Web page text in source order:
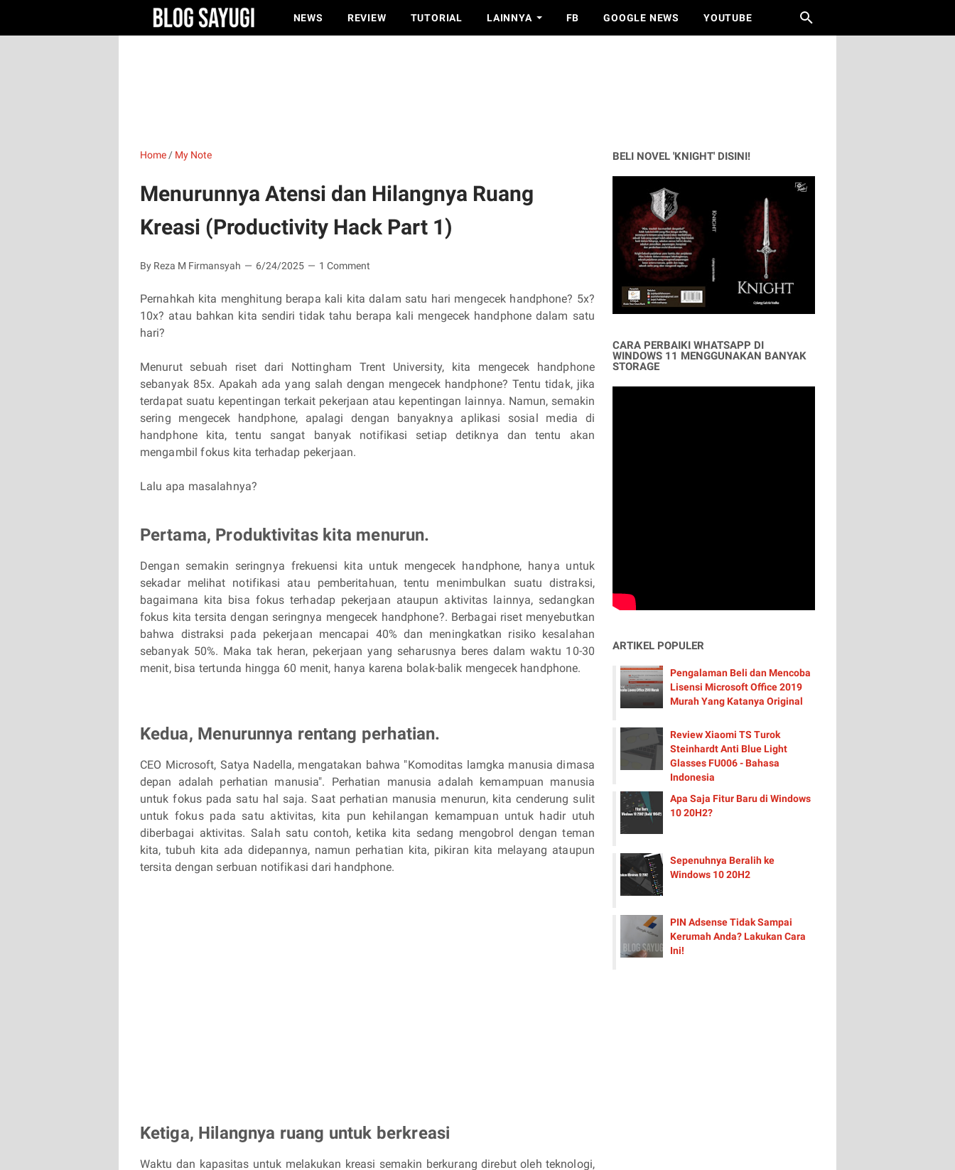
NEWS REVIEW TUTORIAL LAINNYA FB GOOGLE NEWS YOUTUBE
Home / My Note
Menurunnya Atensi dan Hilangnya Ruang
Kreasi (Productivity Hack Part 1)
By Reza M Firmansyah 6/24/2025 1 Comment
Pernahkah kita menghitung berapa kali kita dalam satu hari mengecek handphone? 5x?
10x? atau bahkan kita sendiri tidak tahu berapa kali mengecek handphone dalam satu
hari?
Menurut sebuah riset dari Nottingham Trent University, kita mengecek handphone
sebanyak 85x. Apakah ada yang salah dengan mengecek handphone? Tentu tidak, jika
terdapat suatu kepentingan terkait pekerjaan atau kepentingan lainnya. Namun, semakin
sering mengecek handphone, apalagi dengan banyaknya aplikasi sosial media di
handphone kita, tentu sangat banyak notifikasi setiap detiknya dan tentu akan
mengambil fokus kita terhadap pekerjaan.
Lalu apa masalahnya?
Pertama, Produktivitas kita menurun.
Dengan semakin seringnya frekuensi kita untuk mengecek handphone, hanya untuk
sekadar melihat notifikasi atau pemberitahuan, tentu menimbulkan suatu distraksi,
bagaimana kita bisa fokus terhadap pekerjaan ataupun aktivitas lainnya, sedangkan
fokus kita tersita dengan seringnya mengecek handphone?. Berbagai riset menyebutkan
bahwa distraksi pada pekerjaan mencapai 40% dan meningkatkan risiko kesalahan
sebanyak 50%. Maka tak heran, pekerjaan yang seharusnya beres dalam waktu 10-30
menit, bisa tertunda hingga 60 menit, hanya karena bolak-balik mengecek handphone.
Kedua, Menurunnya rentang perhatian.
CEO Microsoft, Satya Nadella, mengatakan bahwa "Komoditas lamgka manusia dimasa
depan adalah perhatian manusia". Perhatian manusia adalah kemampuan manusia
untuk fokus pada satu hal saja. Saat perhatian manusia menurun, kita cenderung sulit
untuk fokus pada satu aktivitas, kita pun kehilangan kemampuan untuk hadir utuh
diberbagai aktivitas. Salah satu contoh, ketika kita sedang mengobrol dengan teman
kita, tubuh kita ada didepannya, namun perhatian kita, pikiran kita melayang ataupun
tersita dengan serbuan notifikasi dari handphone.
Ketiga, Hilangnya ruang untuk berkreasi
Waktu dan kapasitas untuk melakukan kreasi semakin berkurang direbut oleh teknologi,
BELI NOVEL 'KNIGHT' DISINI!
CARA PERBAIKI WHATSAPP DI
WINDOWS 11 MENGGUNAKAN BANYAK
STORAGE
ARTIKEL POPULER
Pengalaman Beli dan Mencoba
Lisensi Microsoft Office 2019
Murah Yang Katanya Original
Review Xiaomi TS Turok
Steinhardt Anti Blue Light
Glasses FU006 - Bahasa
Indonesia
Apa Saja Fitur Baru di Windows
10 20H2?
Sepenuhnya Beralih ke
Windows 10 20H2
PIN Adsense Tidak Sampai
Kerumah Anda? Lakukan Cara
Ini!